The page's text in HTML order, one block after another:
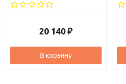
20 140 ₽
В корзину